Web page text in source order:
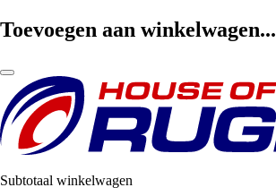
Toevoegen aan winkelwagen...
Subtotaal winkelwagen